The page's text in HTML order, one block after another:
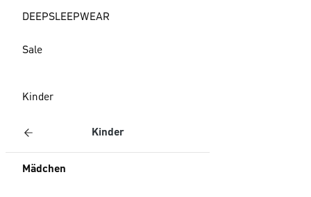
DEEPSLEEPWEAR
Sale
Kinder
Kinder
Mädchen